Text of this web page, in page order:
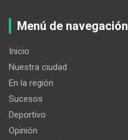
Menú de navegación
Inicio
Nuestra ciudad
En la región
Sucesos
Deportivo
Opinión